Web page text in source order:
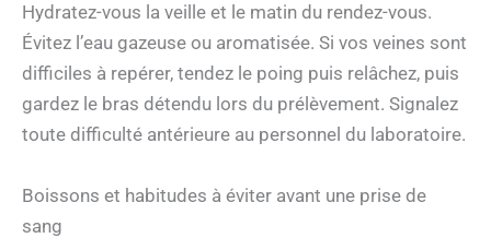
Hydratez-vous la veille et le matin du rendez-vous.
Évitez l’eau gazeuse ou aromatisée. Si vos veines sont
difficiles à repérer, tendez le poing puis relâchez, puis
gardez le bras détendu lors du prélèvement. Signalez
toute difficulté antérieure au personnel du laboratoire.
Boissons et habitudes à éviter avant une prise de
sang